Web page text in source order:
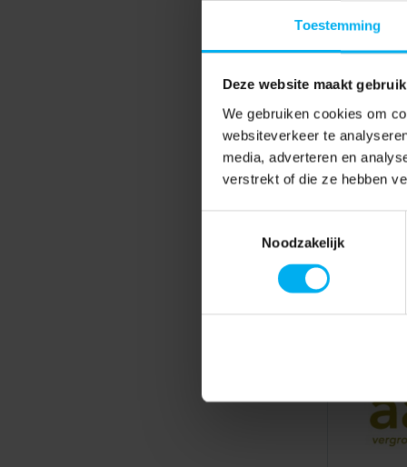
Toestemming
Deze website maakt
We gebruiken cookies om
websiteverkeer te
media, adverteren en
verstrekt of die ze hebben
Noodzakelijk